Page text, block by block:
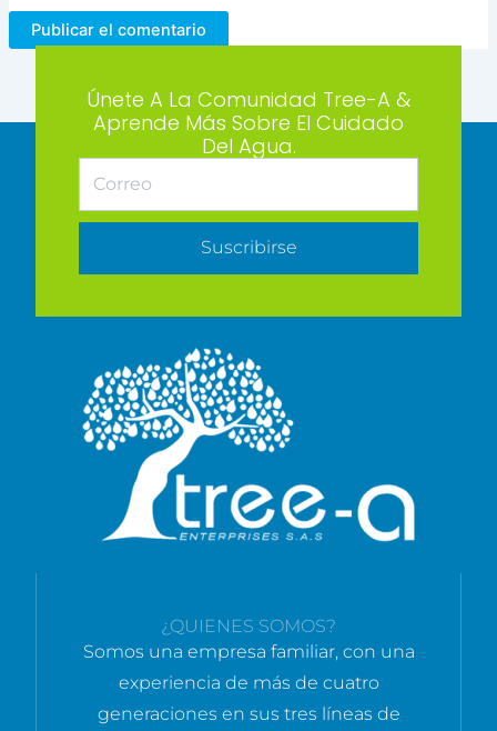
Únete A La Comunidad Tree-A &
Aprende Más Sobre El Cuidado
Del Agua.
Suscribirse
¿QUIENES SOMOS?
Somos una empresa familiar, con una
experiencia de más de cuatro
generaciones en sus tres líneas de